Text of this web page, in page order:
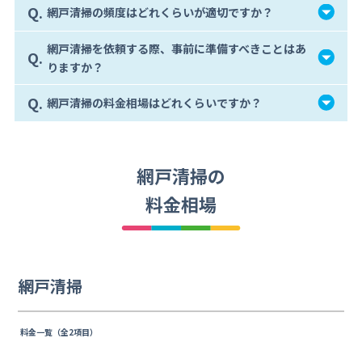
Q. 網戸清掃の頻度はどれくらいが適切ですか？
Q. 網戸清掃を依頼する際、事前に準備すべきことはあ
りますか？
Q. 網戸清掃の料金相場はどれくらいですか？
網戸清掃の
料金相場
網戸清掃
料金一覧（全2項目）